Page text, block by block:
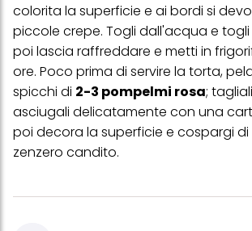
colorita la superficie e ai bordi si
piccole crepe. Togli dall'acqua e
poi lascia raffreddare e metti in
ore. Poco prima di servire la torta,
spicchi di 2-3 pompelmi rosa;
asciugali delicatamente con una
poi decora la superficie e cospargi di
zenzero candito.